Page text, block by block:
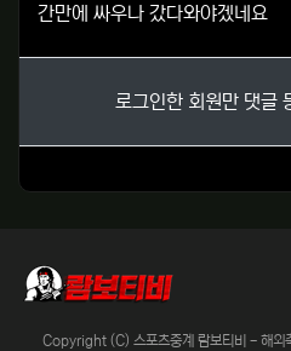
간만에 싸우나 갔다와야겠네요
로그인한 회원만 댓글
Copyright (C) 스포츠중계 람보티비 - 해외